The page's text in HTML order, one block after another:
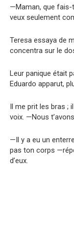
—Maman, que
veux seulement
Teresa essaya de
concentra sur le
Leur panique était
Eduardo apparut,
Il me prit les bras ;
voix. —Nous
—Il y a eu un
pas ton corps
d’eux.